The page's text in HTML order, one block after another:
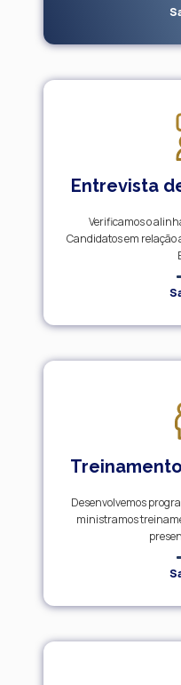
Entrevista
Verificamos o
Candidatos em relação
Desenvolvemos
ministramos